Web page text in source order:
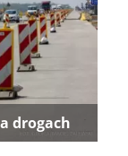
drogach